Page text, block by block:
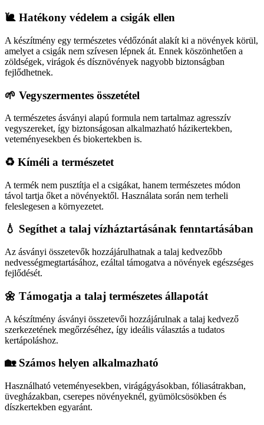
🐌 Hatékony védelem a csigák ellen
A készítmény egy természetes védőzónát alakít ki a növények körül,
amelyet a csigák nem szívesen lépnek át. Ennek köszönhetően a
zöldségek, virágok és dísznövények nagyobb biztonságban
fejlődhetnek.
🌱 Vegyszermentes összetétel
A természetes ásványi alapú formula nem tartalmaz agresszív
vegyszereket, így biztonságosan alkalmazható házikertekben,
veteményesekben és biokertekben is.
♻️ Kíméli a természetet
A termék nem pusztítja el a csigákat, hanem természetes módon
távol tartja őket a növényektől. Használata során nem terheli
feleslegesen a környezetet.
💧 Segíthet a talaj vízháztartásának fenntartásában
Az ásványi összetevők hozzájárulhatnak a talaj kedvezőbb
nedvességmegtartásához, ezáltal támogatva a növények egészséges
fejlődését.
🌼 Támogatja a talaj természetes állapotát
A készítmény ásványi összetevői hozzájárulnak a talaj kedvező
szerkezetének megőrzéséhez, így ideális választás a tudatos
kertápoláshoz.
🏡 Számos helyen alkalmazható
Használható veteményesekben, virágágyásokban, fóliasátrakban,
üvegházakban, cserepes növényeknél, gyümölcsösökben és
díszkertekben egyaránt.